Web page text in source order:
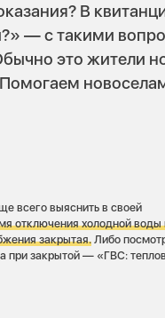
В
— с такими
это жители
всего выяснить в своей
отключения холодной воды
закрытая. Либо
при закрытой — «ГВС: